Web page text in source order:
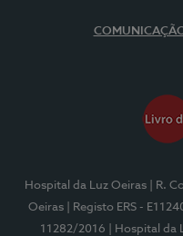
Hospital da Luz Oeiras
| R.
Oeiras
| Registo ERS -
11282/2016
| Hospital da